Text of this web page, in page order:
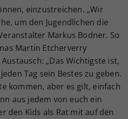
einzustreichen. „Wir
um den Jugendlichen die
Markus Bodner. So
Martin Etcherverry
„Das Wichtigste ist,
Tag sein Bestes zu geben.
kommen, aber es gilt, einfach
aus jedem von euch ein
den Kids als Rat mit auf den